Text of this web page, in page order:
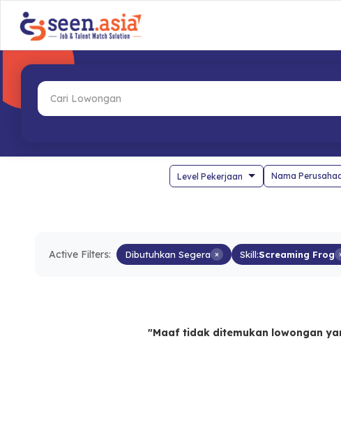
Nama
Active Filters: Dibutuhkan Segera × Skill:Screaming Frog
"Maaf tidak ditemukan lowongan